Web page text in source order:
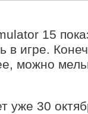
15
в игре.
можно
уже 30